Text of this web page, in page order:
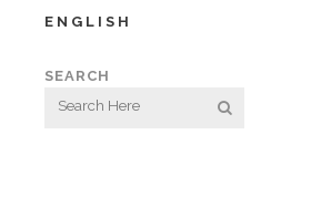
ENGLISH
SEARCH